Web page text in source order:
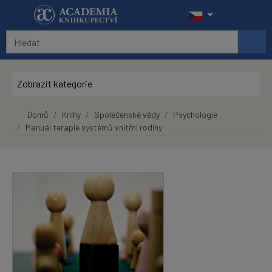
Přeskočit na hlavní obsah
Zobrazit kategorie
Domů Knihy Společenské vědy
Psychologie
Manuál terapie systémů vnitřní rodiny